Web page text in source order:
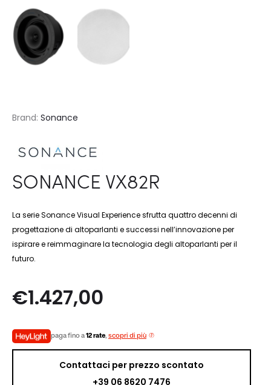
Brand: Sonance
SONANCE VX82R
La serie Sonance Visual Experience sfrutta quattro decenni di
progettazione di altoparlanti e successi nell’innovazione per
ispirare e reimmaginare la tecnologia degli altoparlanti per il
futuro.
€1.427,00
paga fino a12 rate, scopri di più
Contattaci per prezzo scontato
+39 06 8620 7476